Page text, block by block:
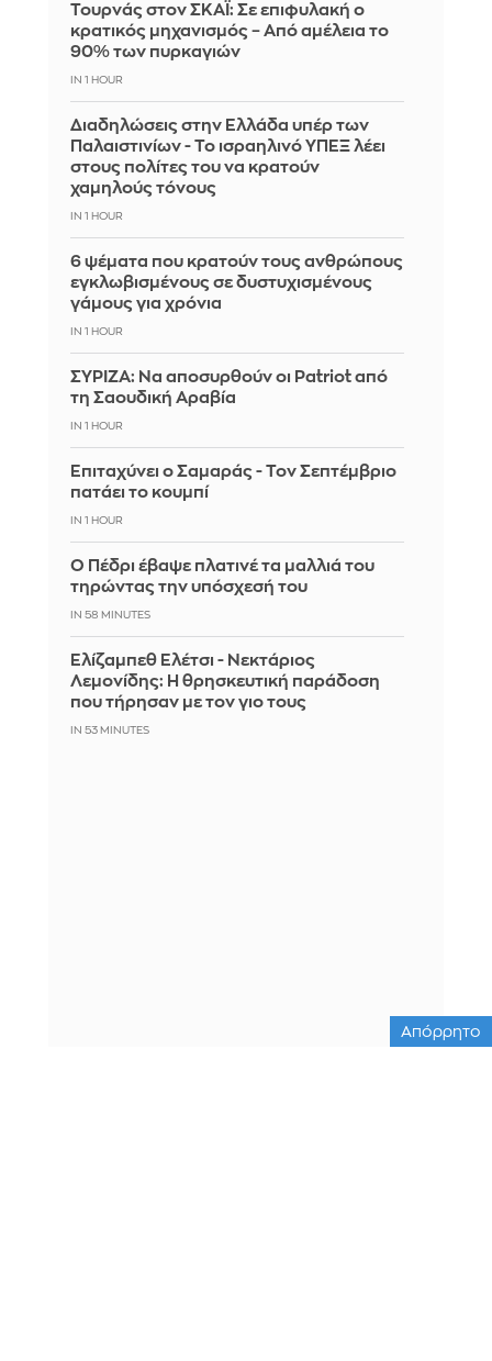
Τουρνάς στον ΣΚΑΪ: Σε επιφυλακή ο
κρατικός μηχανισμός – Από αμέλεια το
90% των πυρκαγιών
IN 1 HOUR
Διαδηλώσεις στην Ελλάδα υπέρ των
Παλαιστινίων - Το ισραηλινό ΥΠΕΞ λέει
στους πολίτες του να κρατούν
χαμηλούς τόνους
IN 1 HOUR
6 ψέματα που κρατούν τους ανθρώπους
εγκλωβισμένους σε δυστυχισμένους
γάμους για χρόνια
IN 1 HOUR
ΣΥΡΙΖΑ: Να αποσυρθούν οι Patriot από
τη Σαουδική Αραβία
IN 1 HOUR
Επιταχύνει ο Σαμαράς - Τον Σεπτέμβριο
πατάει το κουμπί
IN 1 HOUR
Ο Πέδρι έβαψε πλατινέ τα μαλλιά του
τηρώντας την υπόσχεσή του
IN 58 MINUTES
Ελίζαμπεθ Ελέτσι - Νεκτάριος
Λεμονίδης: Η θρησκευτική παράδοση
που τήρησαν με τον γιο τους
IN 53 MINUTES
Απόρρητο